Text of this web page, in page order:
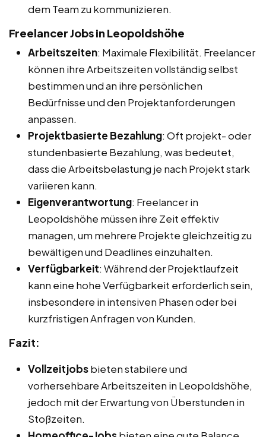
dem Team zu kommunizieren.
Freelancer Jobs in Leopoldshöhe
Arbeitszeiten: Maximale Flexibilität. Freelancer
können ihre Arbeitszeiten vollständig selbst
bestimmen und an ihre persönlichen
Bedürfnisse und den Projektanforderungen
anpassen.
Projektbasierte Bezahlung: Oft projekt- oder
stundenbasierte Bezahlung, was bedeutet,
dass die Arbeitsbelastung je nach Projekt stark
variieren kann.
Eigenverantwortung: Freelancer in
Leopoldshöhe müssen ihre Zeit effektiv
managen, um mehrere Projekte gleichzeitig zu
bewältigen und Deadlines einzuhalten.
Verfügbarkeit: Während der Projektlaufzeit
kann eine hohe Verfügbarkeit erforderlich sein,
insbesondere in intensiven Phasen oder bei
kurzfristigen Anfragen von Kunden.
Fazit:
Vollzeitjobsbieten stabilere und
vorhersehbare Arbeitszeiten in Leopoldshöhe,
jedoch mit der Erwartung von Überstunden in
Stoßzeiten.